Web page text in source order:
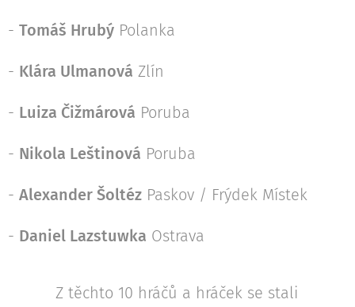
- Tomáš Hrubý Polanka
- Klára Ulmanová Zlín
- Luiza Čižmárová Poruba
- Nikola Leštinová Poruba
- Alexander Šoltéz Paskov / Frýdek Místek
- Daniel Lazstuwka Ostrava
Z těchto 10 hráčů a hráček se stali